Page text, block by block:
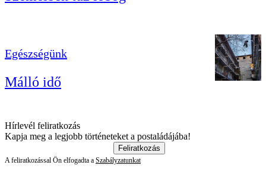
Egészségünk
Málló idő
Hírlevél feliratkozás
Kapja meg a legjobb történeteket a postaládájába!
Feliratkozás
A feliratkozással Ön elfogadta a Szabályzatunkat